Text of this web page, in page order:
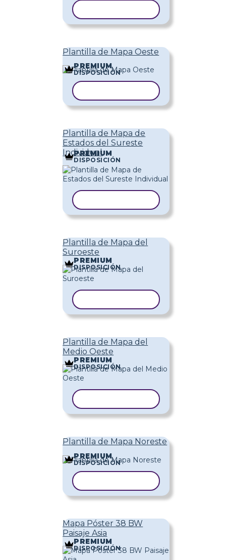
Plantilla de Mapa Oeste
PREMIUM
DISPOSICIÓN
Plantilla de Mapa de
Estados del Sureste
Individual
PREMIUM
DISPOSICIÓN
Plantilla de Mapa del
Suroeste
PREMIUM
DISPOSICIÓN
Plantilla de Mapa del
Medio Oeste
PREMIUM
DISPOSICIÓN
Plantilla de Mapa Noreste
PREMIUM
DISPOSICIÓN
Mapa Póster 38 BW
Paisaje Asia
PREMIUM
DISPOSICIÓN